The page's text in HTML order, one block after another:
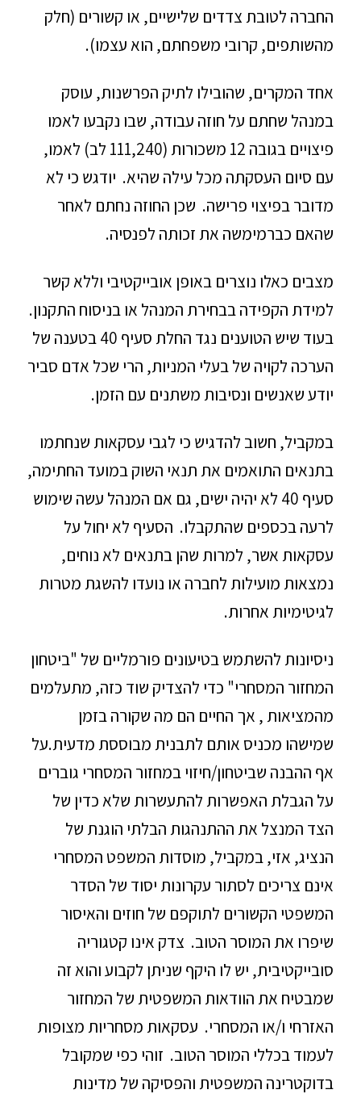
החברה לטובת צדדים שלישיים, או קשורים (חלק
מהשותפים, קרובי משפחתם, הוא עצמו).
אחד המקרים, שהובילו לתיק הפרשנות, עוסק
במנהל שחתם על חוזה עבודה, שבו נקבעו לאמו
פיצויים בגובה 12 משכורות (111,240 לב) לאמו,
עם סיום העסקתה מכל עילה שהיא. יודגש כי לא
מדובר בפיצוי פרישה. שכן החוזה נחתם לאחר
שהאם כברמימשה את זכותה לפנסיה.
מצבים כאלו נוצרים באופן אובייקטיבי וללא קשר
למידת הקפידה בבחירת המנהל או בניסוח התקנון.
בעוד שיש הטוענים נגד החלת סעיף 40 בטענה של
הערכה לקויה של בעלי המניות, הרי שכל אדם סביר
יודע שאנשים ונסיבות משתנים עם הזמן.
במקביל, חשוב להדגיש כי לגבי עסקאות שנחתמו
בתנאים התואמים את תנאי השוק במועד החתימה,
סעיף 40 לא יהיה ישים, גם אם המנהל עשה שימוש
לרעה בכספים שהתקבלו. הסעיף לא יחול על
עסקאות אשר, למרות שהן בתנאים לא נוחים,
נמצאות מועילות לחברה או נועדו להשגת מטרות
לגיטימיות אחרות.
ניסיונות להשתמש בטיעונים פורמליים של "ביטחון
המחזור המסחרי" כדי להצדיק שוד כזה, מתעלמים
מהמציאות , אך החיים הם מה שקורה בזמן
שמישהו מכניס אותם לתבנית מבוססת מדעית.על
אף ההבנה שביטחון/חיזוי במחזור המסחרי גוברים
על הגבלת האפשרות להתעשרות שלא כדין של
הצד המנצל את ההתנהגות הבלתי הוגנת של
הנציג, אזי, במקביל, מוסדות המשפט המסחרי
אינם צריכים לסתור עקרונות יסוד של הסדר
המשפטי הקשורים לתוקפם של חוזים והאיסור
שיפרו את המוסר הטוב. צדק אינו קטגוריה
סובייקטיבית, יש לו היקף שניתן לקבוע והוא זה
שמבטיח את הוודאות המשפטית של המחזור
האזרחי ו/או המסחרי. עסקאות מסחריות מצופות
לעמוד בכללי המוסר הטוב. זוהי כפי שמקובל
בדוקטרינה המשפטית והפסיקה של מדינות